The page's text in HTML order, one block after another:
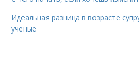
Идеальная разница в возрасте
ученые